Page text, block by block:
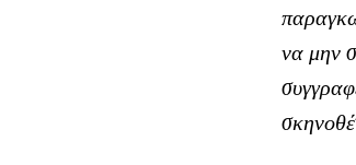
να μην